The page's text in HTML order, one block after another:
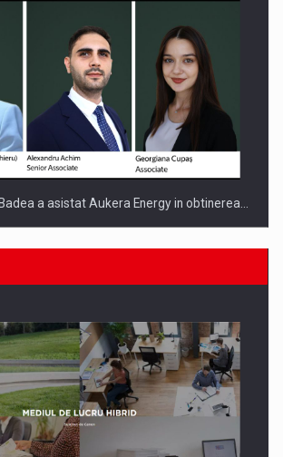
a asistat Aukera Energy in obtinerea…
DIN MEDIUL DE AFACERI, ACADEMIC